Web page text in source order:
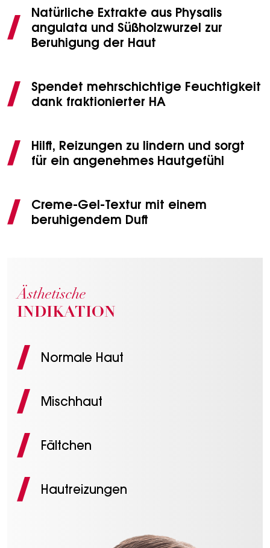
Natürliche Extrakte aus Physalis
angulata und Süßholzwurzel zur
Beruhigung der Haut
Spendet mehrschichtige Feuchtigkeit
dank fraktionierter HA
Hilft, Reizungen zu lindern und sorgt
für ein angenehmes Hautgefühl
Creme-Gel-Textur mit einem
beruhigendem Duft
Ästhetische
INDIKATION
Normale Haut
Mischhaut
Fältchen
Hautreizungen